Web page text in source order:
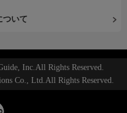
ついて
Inc.All Rights Reserved.
Co., Ltd.All Rights Reserved.